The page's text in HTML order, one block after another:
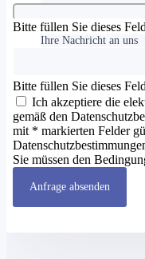
Bitte füllen Sie dieses
Ihre Nachricht an uns
Bitte füllen Sie dieses
Ich akzeptiere die
gemäß den
mit * markierten Felder
Sie müssen den
Anfrage absenden